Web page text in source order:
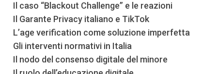
Il caso “Blackout Challenge” e le reazioni
Il Garante Privacy italiano e TikTok
L’age verification come soluzione imperfetta
Gli interventi normativi in Italia
Il nodo del consenso digitale del minore